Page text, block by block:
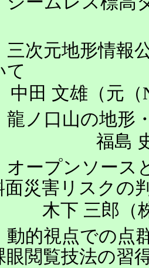
元地形情報公
て
中田 文雄（元（
口山の地形・
福島
プンソースと
面災害リスクの
木下 三郎（
視点での点群
眼閲覧技法の習